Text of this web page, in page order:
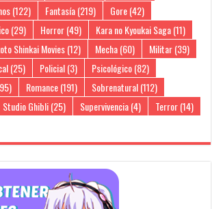
(122) Fantasía(219) Gore(42)
(29) Horror(49) Kara no Kyoukai Saga(11)
Shinkai Movies(12) Mecha(60) Militar(39)
(25) Policial(3) Psicológico(82)
Romance(191) Sobrenatural(112)
Studio Ghibli(25) Supervivencia(4) Terror(14)